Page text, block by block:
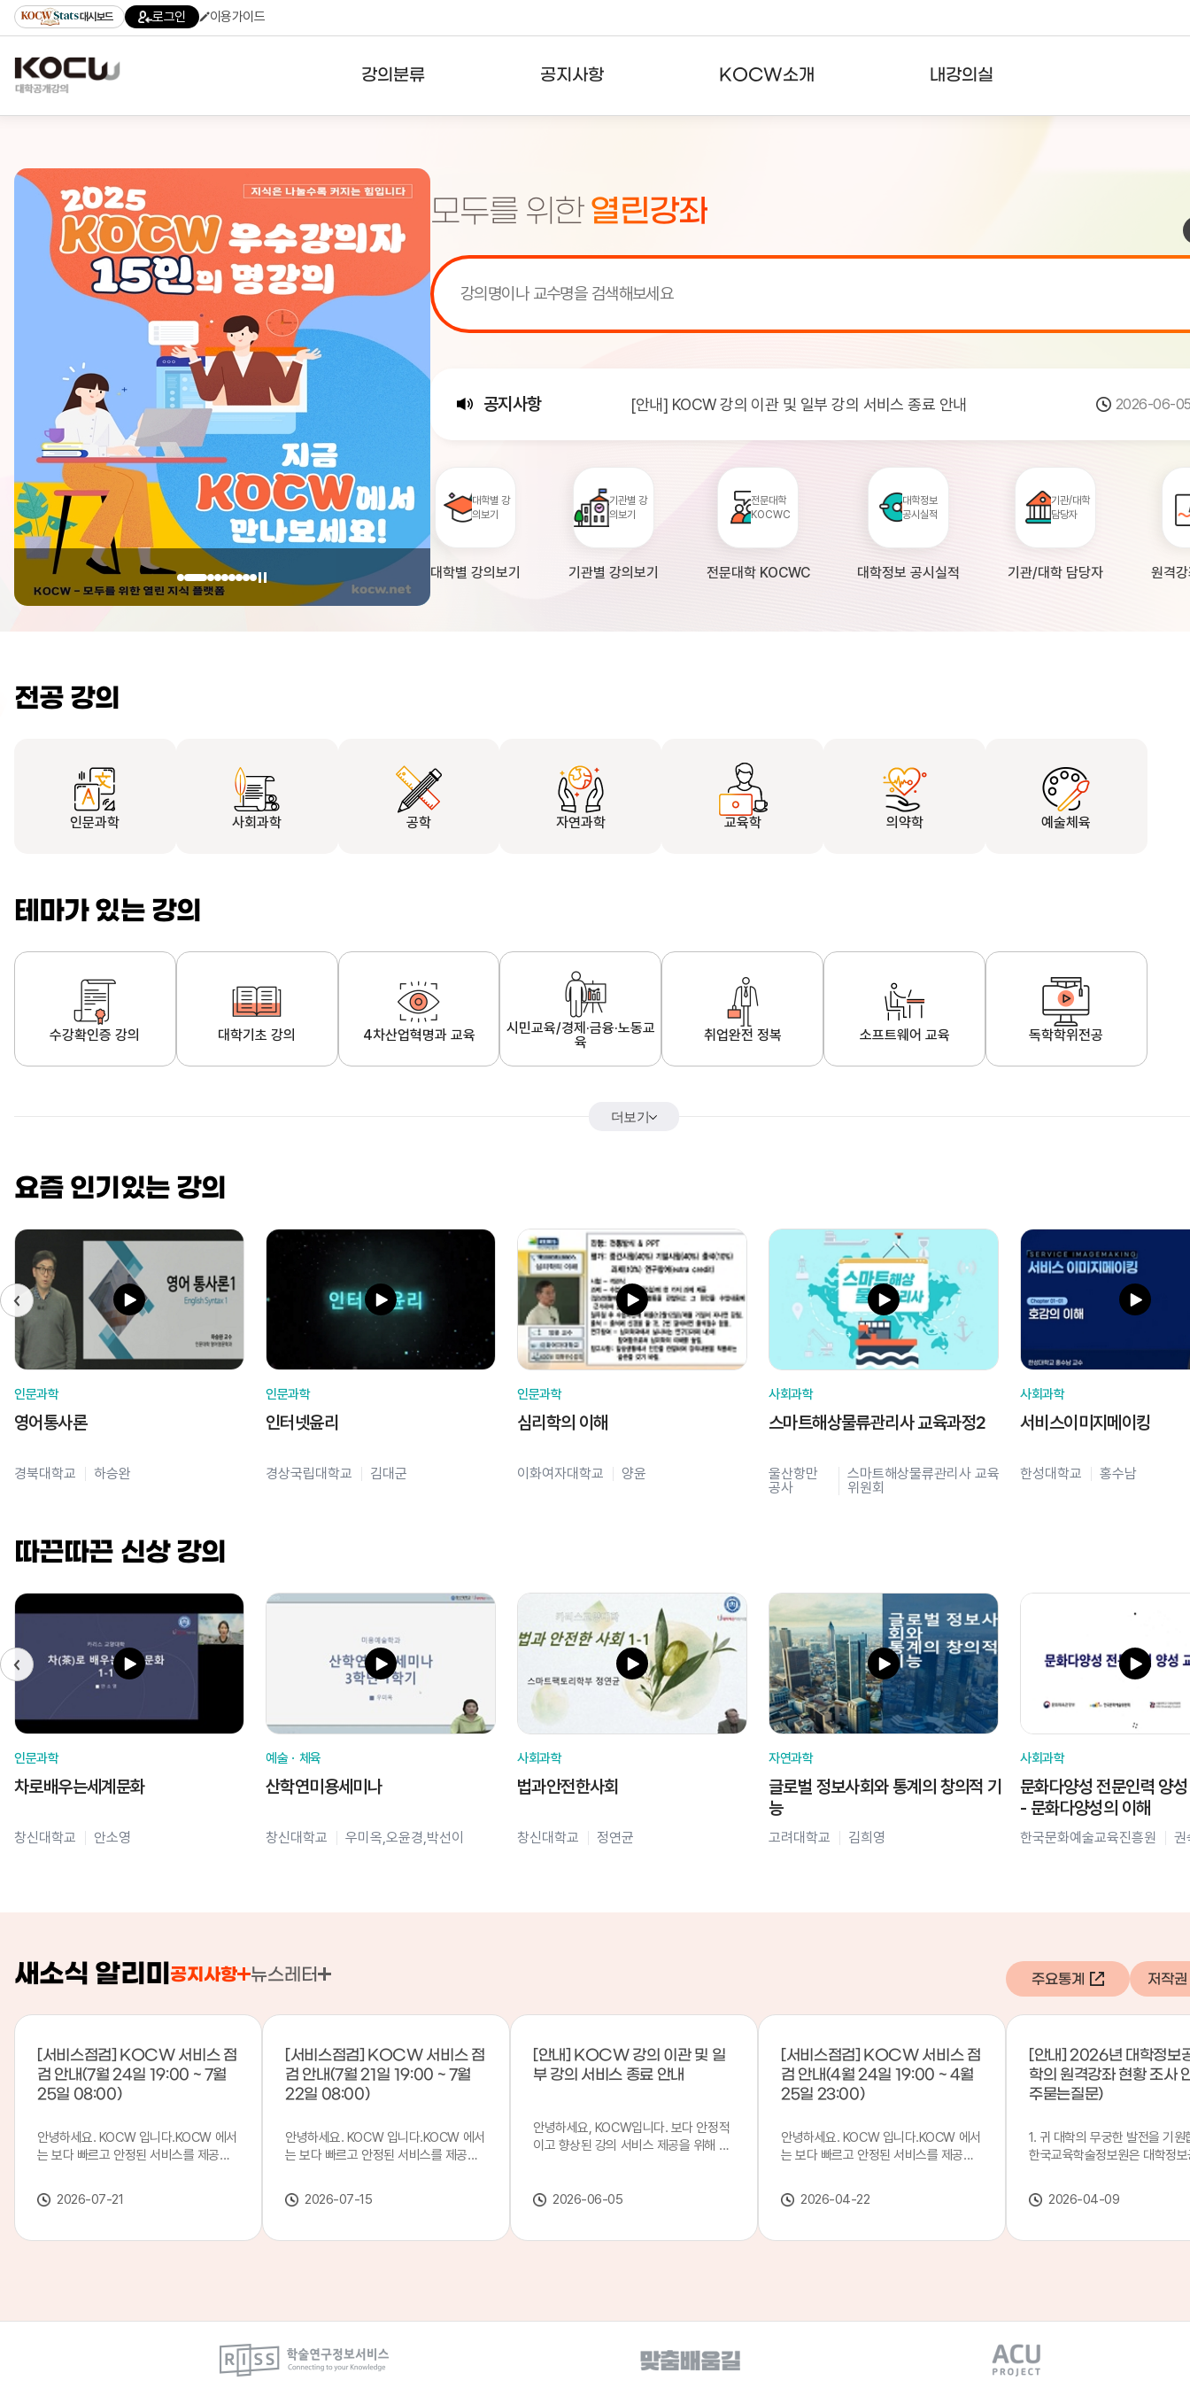
대시보드 로그인 이용가이드
강의분류
기관강의
테마강의
공지사항
주요통계현황
KOCW소개 내강의실
모두를 위한 열린강좌
공지사항
[서비스점검] KOCW 서비스 점검 안내(7월 24일 19:00 ~ 7월... 2026-07-
[안내] KOCW 강의 이관 및 일부 강의 서비스 종료 안내 2026-06-
[안내] 2026년 대학정보공시 대학의 원격강좌 현황 조사 안내(자주묻... 2026-04-
대학별 강
의보기
대학별 강의보기
기관별 강
의보기
기관별 강의보기
전문대학
KOCWC
전문대학 KOCWC
대학정보
공시실적
대학정보 공시실적
기관/대학
담당자
기관/대학 담당자 원격
전공 강의
인문과학 사회과학 공학 자연과학 교육학 의약학 예술체육
테마가 있는 강의
수강확인증 강의 대학기초 강의 4차산업혁명과 교육
시민교육/경제·금융·노동교
육
취업완전 정복 소프트웨어 교육 독학학위전공
더보기
요즘 인기있는 강의
인문과학
영어통사론
경북대학교 하승완
인문과학
인터넷윤리
경상국립대학교 김대군
인문과학
심리학의 이해
이화여자대학교 양윤
사회과학
스마트해상물류관리사 교육과정2
울산항만
공사
스마트해상물류관리사 교육
위원회
사회과학
서비스이미지메이킹
한성대학교 홍수남
따끈따끈 신상 강의
인문과학
차로배우는세계문화
창신대학교 안소영
예술ㆍ체육
산학연미용세미나
창신대학교 우미옥,오윤경,박선이
사회과학
법과안전한사회
창신대학교 정연균
자연과학
글로벌 정보사회와 통계의 창의적 기
능
고려대학교 김희영
사회과학
문화다양성 전문인력 양
- 문화다양성의 이해
한국문화예술교육진흥원 권
새소식 알리미 공지사항 뉴스레터
[서비스점검] KOCW 서비스 점
검 안내(7월 24일 19:00 ~ 7월
25일 08:00)
안녕하세요. KOCW 입니다.KOCW 에서
는 보다 빠르고 안정된 서비스를 제공하
합니다.※ 서비스 점검 작업 일시 : 7월
24일(금) 19:00 ~ 7월 25일(토) 08:00
안 서비스가 일시 중지될 수 있으니, 이
2026-07-21
[서비스점검] KOCW 서비스 점
검 안내(7월 21일 19:00 ~ 7월
22일 08:00)
안녕하세요. KOCW 입니다.KOCW 에서
는 보다 빠르고 안정된 서비스를 제공하
합니다.※ 서비스 점검 작업 일시 : 7월 21
일(화) 19:00 ~ 7월 22일(수) 08:00이
서비스가일시 중지될 수 있으니, 이 점 양
2026-07-15
[안내] KOCW 강의 이관 및 일
부 강의 서비스 종료 안내
안녕하세요, KOCW입니다. 보다 안정적
이고 향상된 강의 서비스 제공을 위해 강
스가 종료될 예정이오니, 이용에 참고하
종료 강의 안내 이관 작업으로 인해 일부
었습니다. 서비스 종료 강의 목록은 아래
링크에서 확인하실 수 있습니다. → 서비
2026-06-05
[서비스점검] KOCW 서비스 점
검 안내(4월 24일 19:00 ~ 4월
25일 23:00)
안녕하세요. KOCW 입니다.KOCW 에서
는 보다 빠르고 안정된 서비스를 제공하
합니다.※ 서비스 점검 작업 일시 : 4월
24일(금) 19:00 ~ 4월 25일(토) 23:00
안 일시중지될 예정이오니, 이 점 양해하
2026-04-22
[안내] 2026년 대학정보
학의 원격강좌 현황 조사
주묻는질문)
1. 귀 대학의 무궁한 발전을 기원
한국교육학술정보원은 대학정
본 조사는 2025. 3. 1~2026. 2.
에 운영된 원격강좌(이러닝) 현
강좌(12-바)'에 데이터를 연계할
인시 캠퍼스인 경우 해당 캠퍼스
있는 기관명을 선택하시면 됩니
2026-04-09
주요통계 저작